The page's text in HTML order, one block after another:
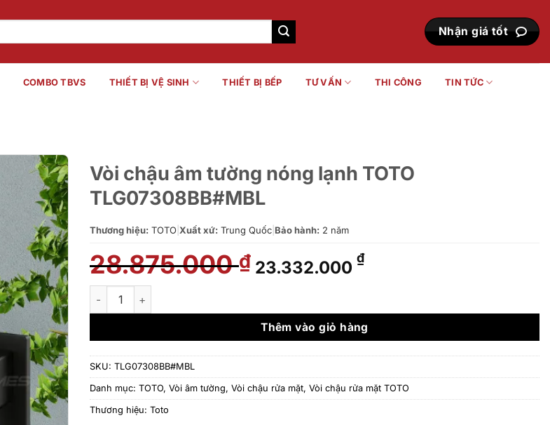
Nhận giá tốt
COMBO TBVS THIẾT BỊ VỆ SINH THIẾT BỊ BẾP TƯ VẤN THI CÔNG TIN TỨC
Vòi chậu âm tường nóng lạnh TOTO
TLG07308BB#MBL
Thương hiệu: TOTO Xuất xứ: Trung Quốc Bảo hành: 2 năm
28.875.000₫ Giá
gốc
28.875.000 ₫.
23.332.000 ₫Giá
là:
23.332.000 ₫.
Vòi chậu âm tường nóng lạnh TOTO TLG07308BB#MBL số lượng
Thêm vào giỏ hàng
SKU: TLG07308BB#MBL
Danh mục: TOTO, Vòi âm tường, Vòi chậu rửa mặt, Vòi chậu rửa mặt TOTO
Thương hiệu: Toto